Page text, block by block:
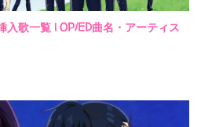
入歌一覧 | OP/ED曲名・アーティス